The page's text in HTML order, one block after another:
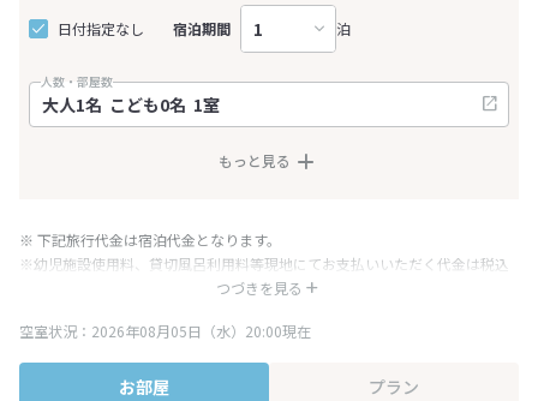
日付指定なし 宿泊期間 泊
人数・部屋数
もっと見る
つづきを見る
※ 下記旅行代金は宿泊代金となります。
※幼児施設使用料、貸切風呂利用料等現地にてお支払いいただく代金は税込
み表記となりますが、消費税増税に伴い代金が一部変更となる場合がござい
※表示されている旅行代金・プラン内容は一定時間ごとに更新されます。最
終確認画面でご確認ください。
空室状況：2026年08月05日（水）20:00現在
お部屋 プラン